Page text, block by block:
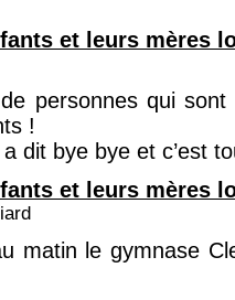
et leurs mères
personnes qui sont
!
dit bye bye et c’est
et leurs mères
matin le gymnase